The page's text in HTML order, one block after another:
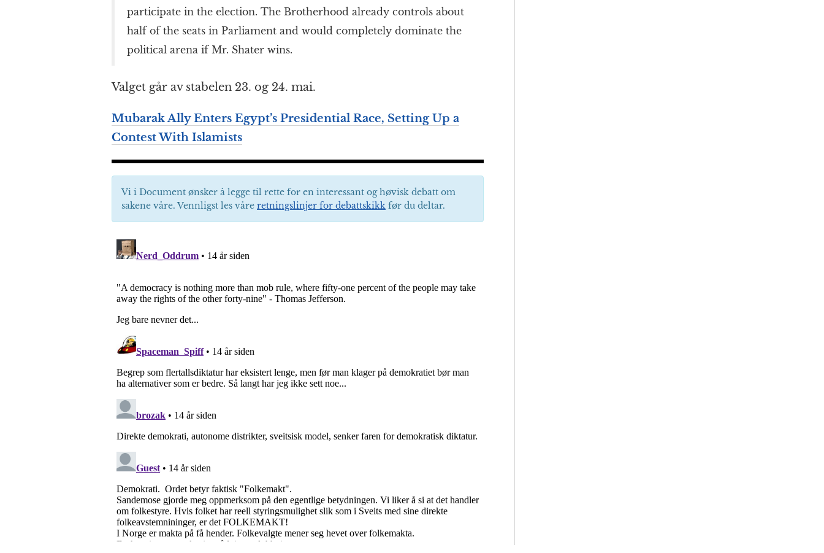
participate in the election. The Brotherhood already controls about
half of the seats in Parliament and would completely dominate the
political arena if Mr. Shater wins.
Valget går av stabelen 23. og 24. mai.
Mubarak Ally Enters Egypt’s Presidential Race, Setting Up a
Contest With Islamists
Vi i Document ønsker å legge til rette for en interessant og høvisk debatt om
sakene våre. Vennligst les våre retningslinjer for debattskikk før du deltar.